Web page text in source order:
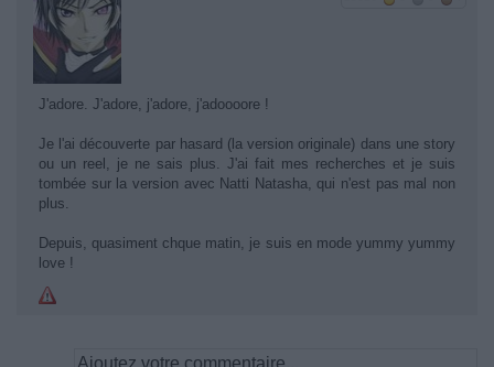
J'adore. J'adore, j'adore, j'adoooore !
Je l'ai découverte par hasard (la version originale) dans une story
ou un reel, je ne sais plus. J'ai fait mes recherches et je suis
tombée sur la version avec Natti Natasha, qui n'est pas mal non
plus.
Depuis, quasiment chque matin, je suis en mode yummy yummy
love !